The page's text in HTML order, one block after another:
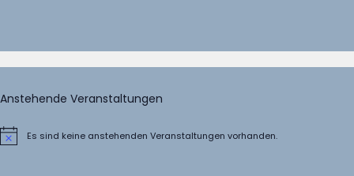
Anstehende Veranstaltungen
HinweisEs sind keine anstehenden Veranstaltungen vorhanden.